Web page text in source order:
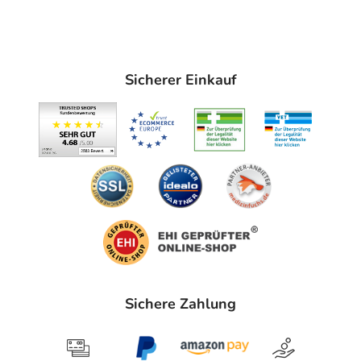
weich, glänzend und frei von überschüssigem
Das Shampoo wurdedermatologisch getestet.
Nach 4 Wochen der Anwendung berichten die
Anwender:innen:
93% Weniger Schuppen¹
86% Weniger Talg.¹
86% Weniger Juckreiz.¹
76% Reinigt Haar und Kopfhaut¹.
die Talgproduktion auf der Kopfhaut schon bei der
ersten Anwendung zu reduzieren.
¹ Subjektive Bewertung der Wirksamkeit und Kosmetizität von Nutradeica
Sicherer Einkauf
Sichere Zahlung